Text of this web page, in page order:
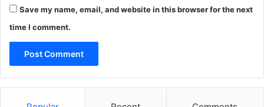
Save my name, email, and website in this browser for the next
time I comment.